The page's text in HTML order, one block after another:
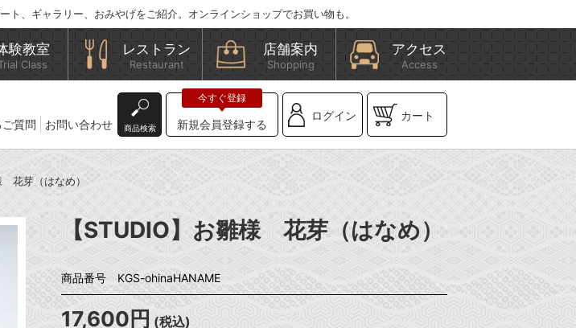
、ギャラリー、おみやげをご紹介。オンラインショップでお買い物も。
験教室
Class
レストラン
Restaurant
店舗案内
Shopping
アクセス
Access
質問 お問い合わせ 商品検索 新規会員登録する
ログイン カート
花芽（はなめ）
【STUDIO】お雛様 花芽（はなめ）
商品番号 KGS-ohinaHANAME
17,600円 (税込)